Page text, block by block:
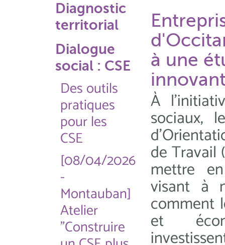
Diagnostic
territorial
Dialogue
social : CSE
Des outils
pratiques
pour les
CSE
[08/04/2026
-
Montauban]
Atelier
"Construire
à une
À
sociaux,
de Travail
mettre
visant à
comment
et